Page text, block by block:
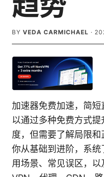
BY VEDA CARMICHAEL ·
加速器免费加速，简
以通过多种免费方式
度，但需要了解局限
你从基础到进阶，系
用场景、常见误区，